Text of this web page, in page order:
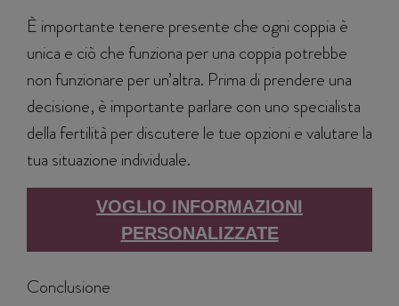
È importante tenere presente che ogni coppia è
unica e ciò che funziona per una coppia potrebbe
non funzionare per un’altra. Prima di prendere una
decisione, è importante parlare con uno specialista
della fertilità per discutere le tue opzioni e valutare la
tua situazione individuale.
VOGLIO INFORMAZIONI
PERSONALIZZATE
Conclusione